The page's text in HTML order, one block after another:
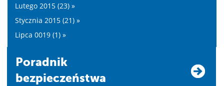
Lutego 2015 (23) »
Stycznia 2015 (21) »
Lipca 0019 (1) »
Poradnik
bezpieczeństwa